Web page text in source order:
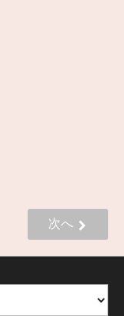
次へ